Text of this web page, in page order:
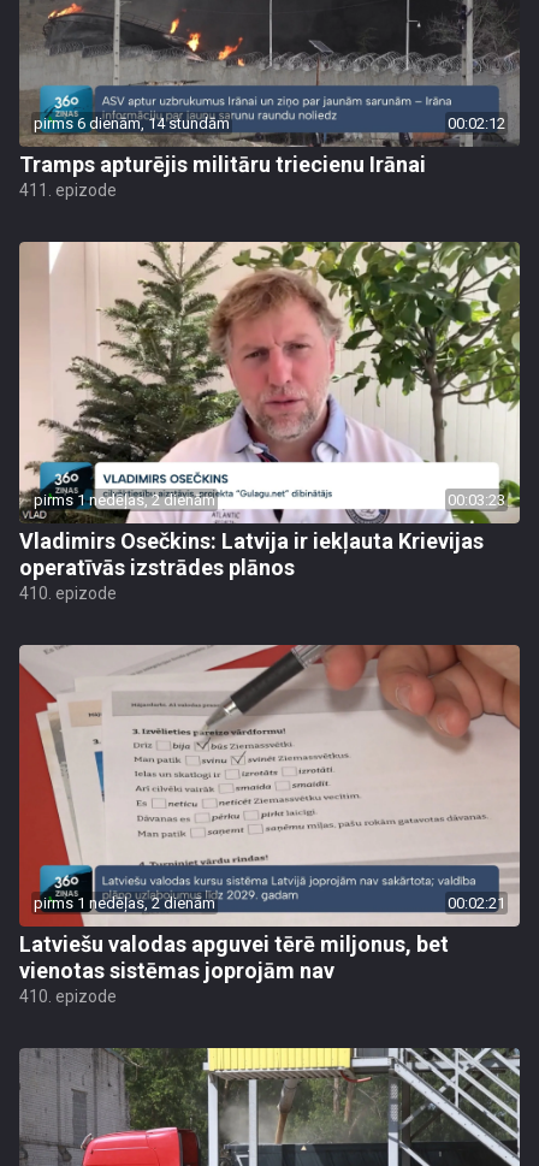
pirms 6 dienām, 14 stundām 00:02:12
Tramps apturējis militāru triecienu Irānai
411. epizode
pirms 1 nedēļas, 2 dienām 00:03:23
Vladimirs Osečkins: Latvija ir iekļauta Krievijas
operatīvās izstrādes plānos
410. epizode
pirms 1 nedēļas, 2 dienām 00:02:21
Latviešu valodas apguvei tērē miljonus, bet
vienotas sistēmas joprojām nav
410. epizode